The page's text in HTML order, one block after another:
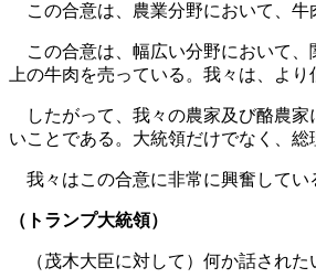
この合意は、農業分野において、牛
この合意は、幅広い分野において、
上の牛肉を売っている。我々は、よ
したがって、我々の農家及び酪農家
いことである。大統領だけでなく、総
我々はこの合意に非常に興奮してい
（トランプ大統領）
（茂木大臣に対して）何か話された